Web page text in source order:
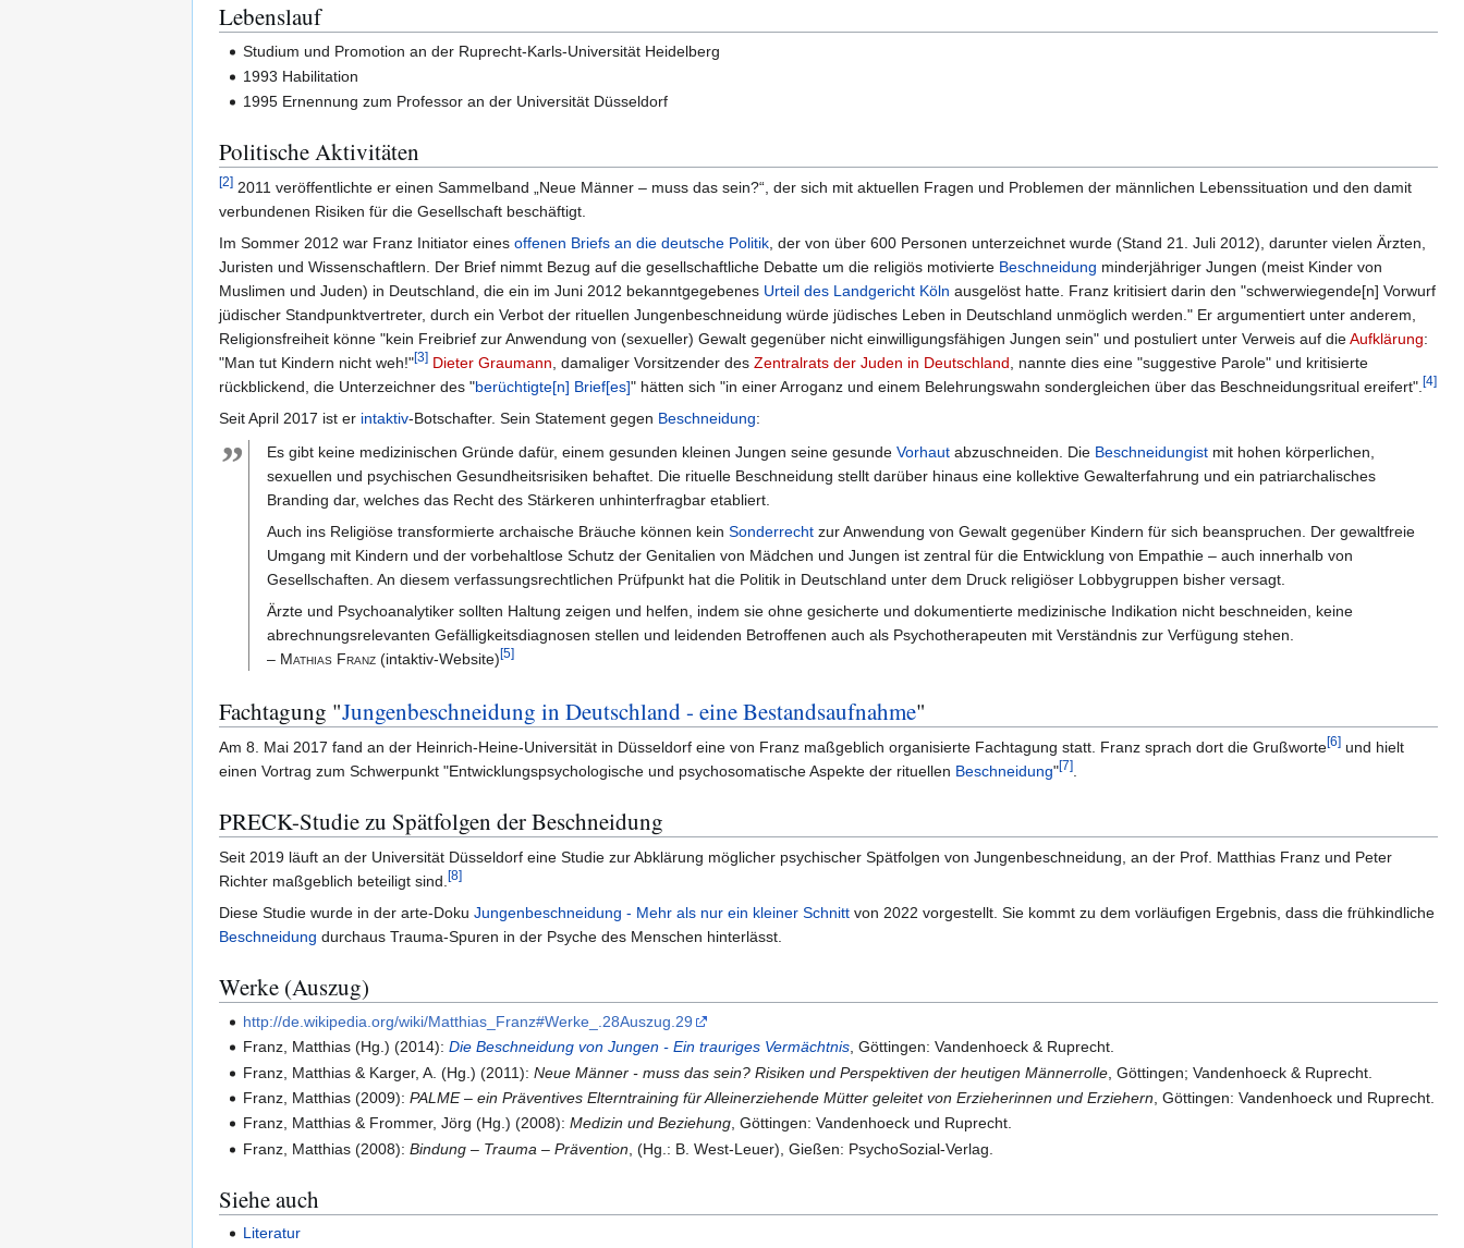
Lebenslauf
Studium und Promotion an der Ruprecht-Karls-Universität Heidelberg
1993 Habilitation
1995 Ernennung zum Professor an der Universität Düsseldorf
Politische Aktivitäten
[2] 2011 veröffentlichte er einen Sammelband „Neue Männer – muss das sein?“, der sich mit aktuellen Fragen und Problemen der männlichen Lebenssituation und den damit
verbundenen Risiken für die Gesellschaft beschäftigt.
Im Sommer 2012 war Franz Initiator eines offenen Briefs an die deutsche Politik, der von über 600 Personen unterzeichnet wurde (Stand 21. Juli 2012), darunter vielen Ärzten,
Juristen und Wissenschaftlern. Der Brief nimmt Bezug auf die gesellschaftliche Debatte um die religiös motivierte Beschneidung minderjähriger Jungen (meist Kinder von
Muslimen und Juden) in Deutschland, die ein im Juni 2012 bekanntgegebenes Urteil des Landgericht Köln ausgelöst hatte. Franz kritisiert darin den "schwerwiegende[n] Vorwurf
jüdischer Standpunktvertreter, durch ein Verbot der rituellen Jungenbeschneidung würde jüdisches Leben in Deutschland unmöglich werden." Er argumentiert unter anderem,
Religionsfreiheit könne "kein Freibrief zur Anwendung von (sexueller) Gewalt gegenüber nicht einwilligungsfähigen Jungen sein" und postuliert unter Verweis auf dieAufklärung:
"Man tut Kindern nicht weh!"[3] Dieter Graumann, damaliger Vorsitzender des Zentralrats der Juden in Deutschland, nannte dies eine "suggestive Parole" und kritisierte
rückblickend, die Unterzeichner des "berüchtigte[n] Brief[es]" hätten sich "in einer Arroganz und einem Belehrungswahn sondergleichen über das Beschneidungsritual ereifert".[4]
Seit April 2017 ist er intaktiv-Botschafter. Sein Statement gegen Beschneidung:
” Es gibt keine medizinischen Gründe dafür, einem gesunden kleinen Jungen seine gesunde Vorhaut abzuschneiden. Die Beschneidungist mit hohen körperlichen,
sexuellen und psychischen Gesundheitsrisiken behaftet. Die rituelle Beschneidung stellt darüber hinaus eine kollektive Gewalterfahrung und ein patriarchalisches
Branding dar, welches das Recht des Stärkeren unhinterfragbar etabliert.
Auch ins Religiöse transformierte archaische Bräuche können kein Sonderrecht zur Anwendung von Gewalt gegenüber Kindern für sich beanspruchen. Der gewaltfreie
Umgang mit Kindern und der vorbehaltlose Schutz der Genitalien von Mädchen und Jungen ist zentral für die Entwicklung von Empathie – auch innerhalb von
Gesellschaften. An diesem verfassungsrechtlichen Prüfpunkt hat die Politik in Deutschland unter dem Druck religiöser Lobbygruppen bisher versagt.
Ärzte und Psychoanalytiker sollten Haltung zeigen und helfen, indem sie ohne gesicherte und dokumentierte medizinische Indikation nicht beschneiden, keine
abrechnungsrelevanten Gefälligkeitsdiagnosen stellen und leidenden Betroffenen auch als Psychotherapeuten mit Verständnis zur Verfügung stehen.
– Mathias Franz (intaktiv-Website)[5]
Fachtagung "Jungenbeschneidung in Deutschland - eine Bestandsaufnahme"
Am 8. Mai 2017 fand an der Heinrich-Heine-Universität in Düsseldorf eine von Franz maßgeblich organisierte Fachtagung statt. Franz sprach dort die Grußworte[6] und hielt
einen Vortrag zum Schwerpunkt "Entwicklungspsychologische und psychosomatische Aspekte der rituellen Beschneidung"[7].
PRECK-Studie zu Spätfolgen der Beschneidung
Seit 2019 läuft an der Universität Düsseldorf eine Studie zur Abklärung möglicher psychischer Spätfolgen von Jungenbeschneidung, an der Prof. Matthias Franz und Peter
Richter maßgeblich beteiligt sind.[8]
Diese Studie wurde in der arte-Doku Jungenbeschneidung - Mehr als nur ein kleiner Schnitt von 2022 vorgestellt. Sie kommt zu dem vorläufigen Ergebnis, dass die frühkindliche
Beschneidung durchaus Trauma-Spuren in der Psyche des Menschen hinterlässt.
Werke (Auszug)
http://de.wikipedia.org/wiki/Matthias_Franz#Werke_.28Auszug.29
Franz, Matthias (Hg.) (2014):Die Beschneidung von Jungen - Ein trauriges Vermächtnis , Göttingen: Vandenhoeck & Ruprecht.
Franz, Matthias & Karger, A. (Hg.) (2011):Neue Männer - muss das sein? Risiken und Perspektiven der heutigen Männerrolle , Göttingen; Vandenhoeck & Ruprecht.
Franz, Matthias (2009):PALME – ein Präventives Elterntraining für Alleinerziehende Mütter geleitet von Erzieherinnen und Erziehern , Göttingen: Vandenhoeck und Ruprecht.
Franz, Matthias & Frommer, Jörg (Hg.) (2008):Medizin und Beziehung, Göttingen: Vandenhoeck und Ruprecht.
Franz, Matthias (2008):Bindung – Trauma – Prävention , (Hg.: B. West-Leuer), Gießen: PsychoSozial-Verlag.
Siehe auch
Literatur